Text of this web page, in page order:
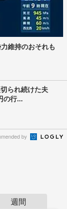
維持のおそれも
られ続けた夫
の行...
by
週間